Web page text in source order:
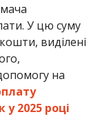
У цю суму
виділені
на
2025 році